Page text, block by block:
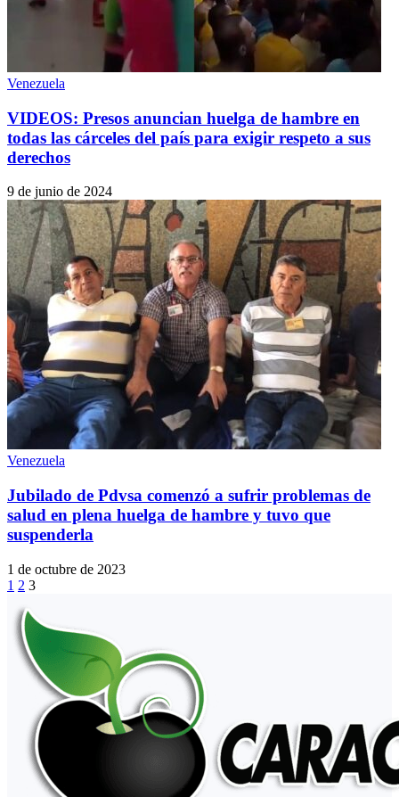
Venezuela
VIDEOS: Presos anuncian huelga de hambre en
todas las cárceles del país para exigir respeto a sus
derechos
9 de junio de 2024
Venezuela
Jubilado de Pdvsa comenzó a sufrir problemas de
salud en plena huelga de hambre y tuvo que
suspenderla
1 de octubre de 2023
1 2 3